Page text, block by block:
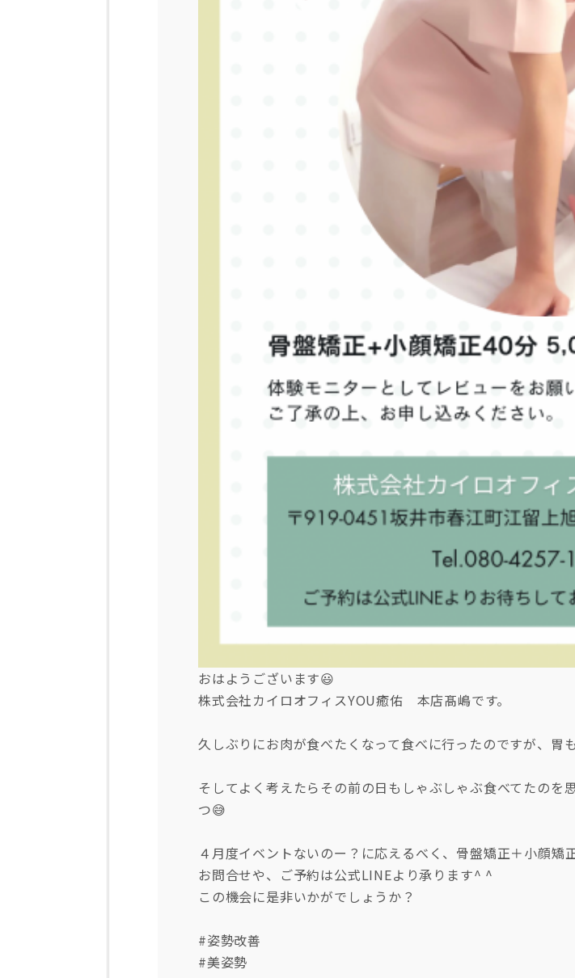
おはようございます😃
株式会社カイロオフィスYOU癒佑 本店髙嶋です。
久しぶりにお肉が食べたくなって食べに行ったのですが、胃
そしてよく考えたらその前の日もしゃぶしゃぶ食べてたのを
つ😅
４月度イベントないのー？に応えるべく、骨盤矯正＋小顔
お問合せや、ご予約は公式LINEより承ります^ ^
この機会に是非いかがでしょうか？
#姿勢改善
#美姿勢